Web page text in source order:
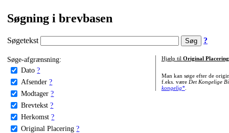
Søgning i brevbasen
Søgetekst ?
Søge-afgrænsning:
Dato ?
Afsender ?
Modtager ?
Brevtekst ?
Herkomst ?
Original Placering ?
Hjælp til Original Placering
Man kan søge efter de
f.eks. være Det Kongelige
kongelig*.